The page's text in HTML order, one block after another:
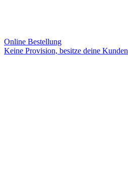
Online Bestellung
Keine Provision, besitze deine Kunden